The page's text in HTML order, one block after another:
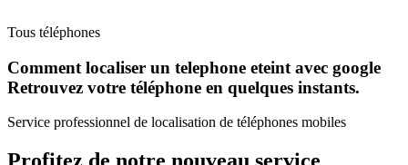
Tous téléphones
Comment localiser un telephone eteint avec google
Retrouvez votre téléphone en quelques instants.
Service professionnel de localisation de téléphones mobiles